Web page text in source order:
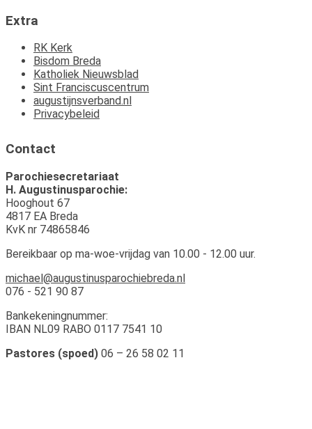
Extra
RK Kerk
Bisdom Breda
Katholiek Nieuwsblad
Sint Franciscuscentrum
augustijnsverband.nl
Privacybeleid
Contact
Parochiesecretariaat
H. Augustinusparochie:
Hooghout 67
4817 EA Breda
KvK nr 74865846
Bereikbaar op ma-woe-vrijdag van 10.00 - 12.00 uur.
michael@augustinusparochiebreda.nl
076 - 521 90 87
Bankekeningnummer:
IBAN NL09 RABO 0117 7541 10
Pastores (spoed) 06 – 26 58 02 11